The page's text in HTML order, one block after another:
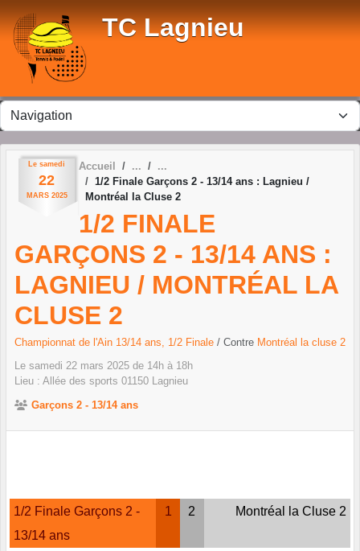
TC Lagnieu
Le samedi
22
MARS 2025
Accueil
1/2 Finale Garçons 2 - 13/14 ans : Lagnieu /
Montréal la Cluse 2
1/2 FINALE
GARÇONS 2 - 13/14 ANS :
LAGNIEU / MONTRÉAL LA
CLUSE 2
Championnat de l'Ain 13/14 ans, 1/2 Finale / Contre Montréal la cluse 2
Le samedi 22 mars 2025 de 14h à 18h
Lieu : Allée des sports 01150 Lagnieu
Garçons 2 - 13/14 ans
1/2 Finale Garçons 2 -
13/14 ans
1 2 Montréal la Cluse 2